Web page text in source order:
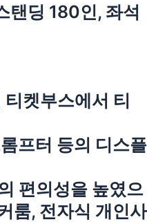
탠딩 180인, 좌석
켓부스에서 티
프터 등의 디스플
편의성을 높였으
룸, 전자식 개인사